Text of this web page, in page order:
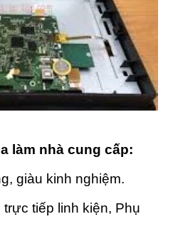
làm nhà cung cấp:
giàu kinh nghiệm.
tiếp linh kiện, Phụ